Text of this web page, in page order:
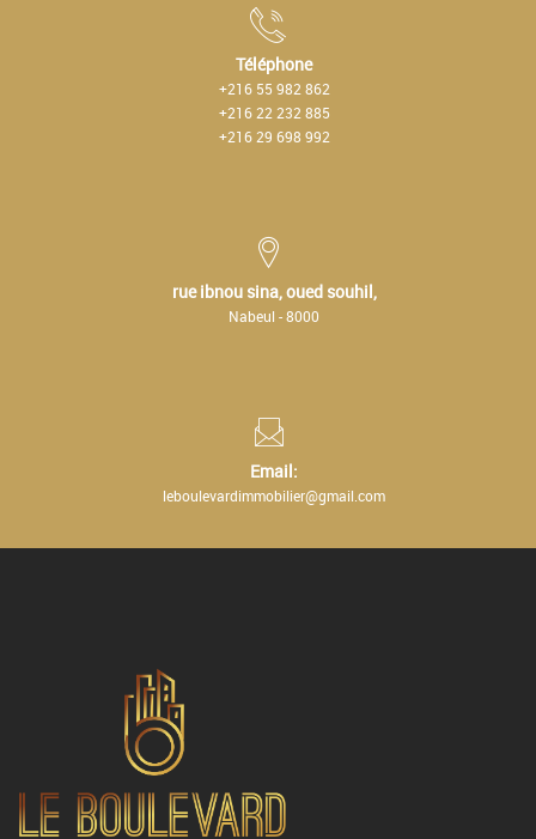
Téléphone
+216 55 982 862
+216 22 232 885
+216 29 698 992
rue ibnou sina, oued souhil,
Nabeul - 8000
Email:
leboulevardimmobilier@gmail.com